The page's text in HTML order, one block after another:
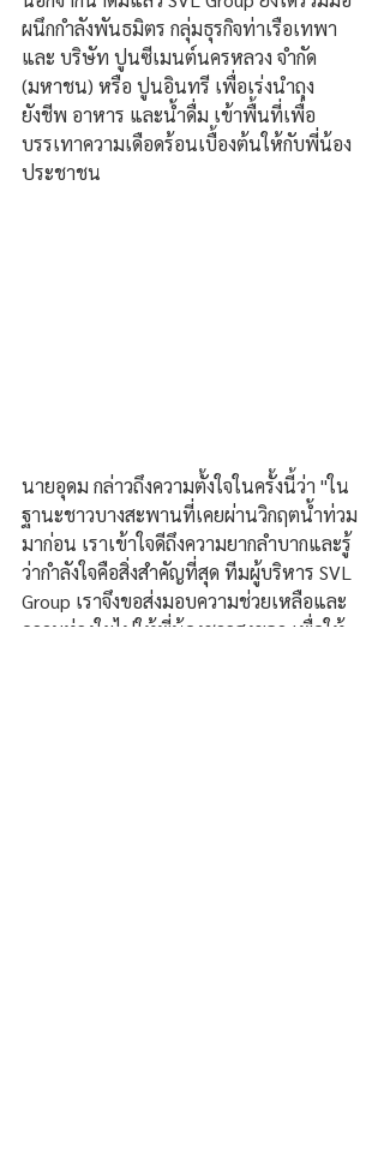
ผนึกกำลังพันธมิตร กลุ่มธุรกิจท่าเรือเทพา
และ บริษัท ปูนซีเมนต์นครหลวง จำกัด
(มหาชน) หรือ ปูนอินทรี เพื่อเร่งนำถุง
ยังชีพ อาหาร และน้ำดื่ม เข้าพื้นที่เพื่อ
บรรเทาความเดือดร้อนเบื้องต้นให้กับพี่น้อง
ประชาชน
นายอุดม กล่าวถึงความตั้งใจในครั้งนี้ว่า "ใน
ฐานะชาวบางสะพานที่เคยผ่านวิกฤตน้ำท่วม
มาก่อน เราเข้าใจดีถึงความยากลำบากและรู้
ว่ากำลังใจคือสิ่งสำคัญที่สุด ทีมผู้บริหาร SVL
Group เราจึงขอส่งมอบความช่วยเหลือและ
ความห่วงใยไปให้พี่น้องชาวสงขลา เพื่อให้